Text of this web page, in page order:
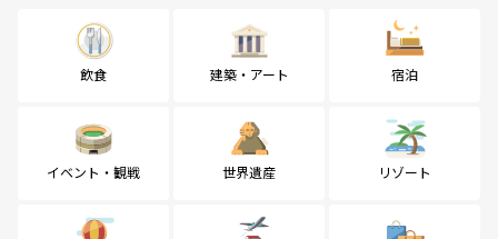
飲食 建築・アート 宿泊
イベント・観戦 世界遺産 リゾート